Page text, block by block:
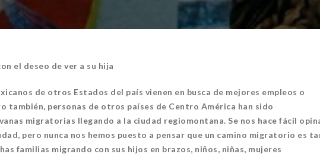
el deseo de ver a su hija
de otros Estados del país vienen en busca de mejores empleos o
también, personas de otros países de Centro América han sido
migratorias llegando a la ciudad regiomontana. Se nos hace fácil
pero nunca nos hemos puesto a pensar que un camino migratorio es
familias migrando con sus hijos en brazos, niños, niñas, mujeres